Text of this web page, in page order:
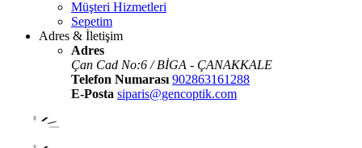
Müşteri Hizmetleri
Sepetim
Adres & İletişim
Adres
Çan Cad No:6 / BİGA - ÇANAKKALE
Telefon Numarası 902863161288
E-Posta siparis@gencoptik.com